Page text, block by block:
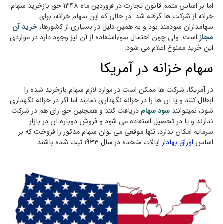
اما بر اساس متمم قانون تجارت در فروردین ماه 1348 حق بازخرید سهام
خزانه از شرکت ها گرفته شد. در حالی که این سهام خزانه، برای
سهامداران سودمند بود و به همین دلیل در بسیاری از کشورها،خرید آن
مجاز است. ولی چون احتمال سوءاستفاده از آن نیز وجود دارد در مواردی
این خرید ممنوع اعلام می شود.
سهام خزانه در آمریکا
در آمریکا،‌ شرکت ها ممکن است در موارد لازم سهام بازخرید شده را
ابطال کنند و یا آن ها را در خزانه نگهداری نمایند اما اگر در خزانه نگهداری
شود، نمیتوانند سود سهام دریافت کنند و همچنین حق رای هم در شرکت
ندارند و یا در تحصیل استفاده می شود و فروش دوباره آن در بازار
سرمایه امکان ندارد، تنها موقعی می توان سهام مذکور را فروخت که بر
اساس اوراق بهادار ایالات متحده در سال 1933 ثبت شده باشند.